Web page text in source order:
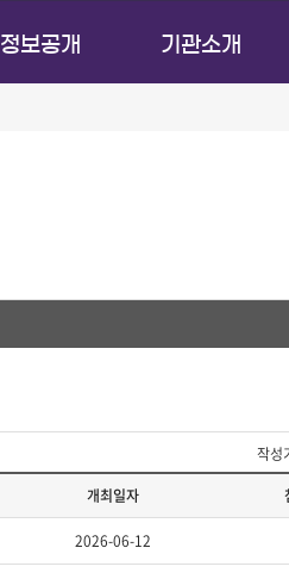
정보공개 기관소개